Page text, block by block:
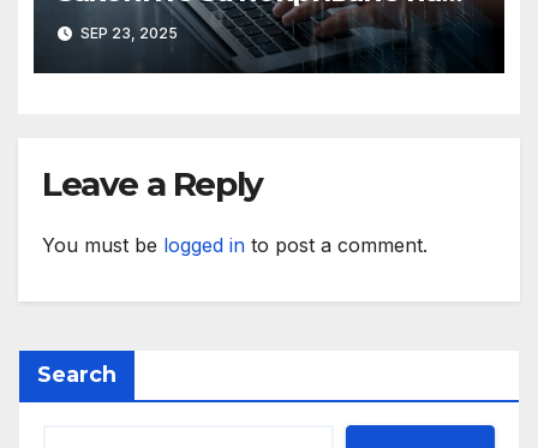
използването на ИИ при
сексуални престъпления,
казва началникът на
SEP 23, 2025
Leave a Reply
You must be logged in to post a comment.
Search